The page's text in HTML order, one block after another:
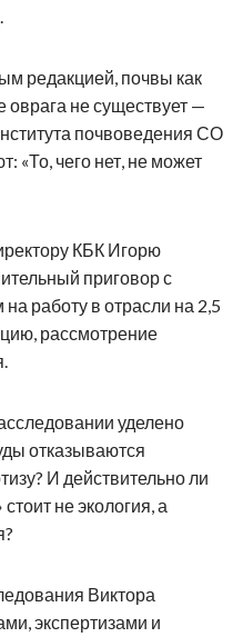
редакцией, почвы как
оврага не существует —
почвоведения СО
«То, чего нет, не может
КБК Игорю
приговор с
работу в отрасли на 2,5
рассмотрение
уделено
отказываются
И действительно ли
не экология, а
Виктора
экспертизами и